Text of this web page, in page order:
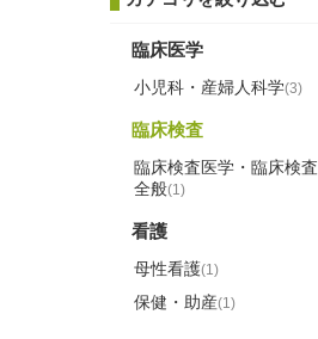
臨床医学
小児科・産婦人科学(3)
臨床検査
臨床検査医学・臨床検査
全般(1)
看護
母性看護(1)
保健・助産(1)